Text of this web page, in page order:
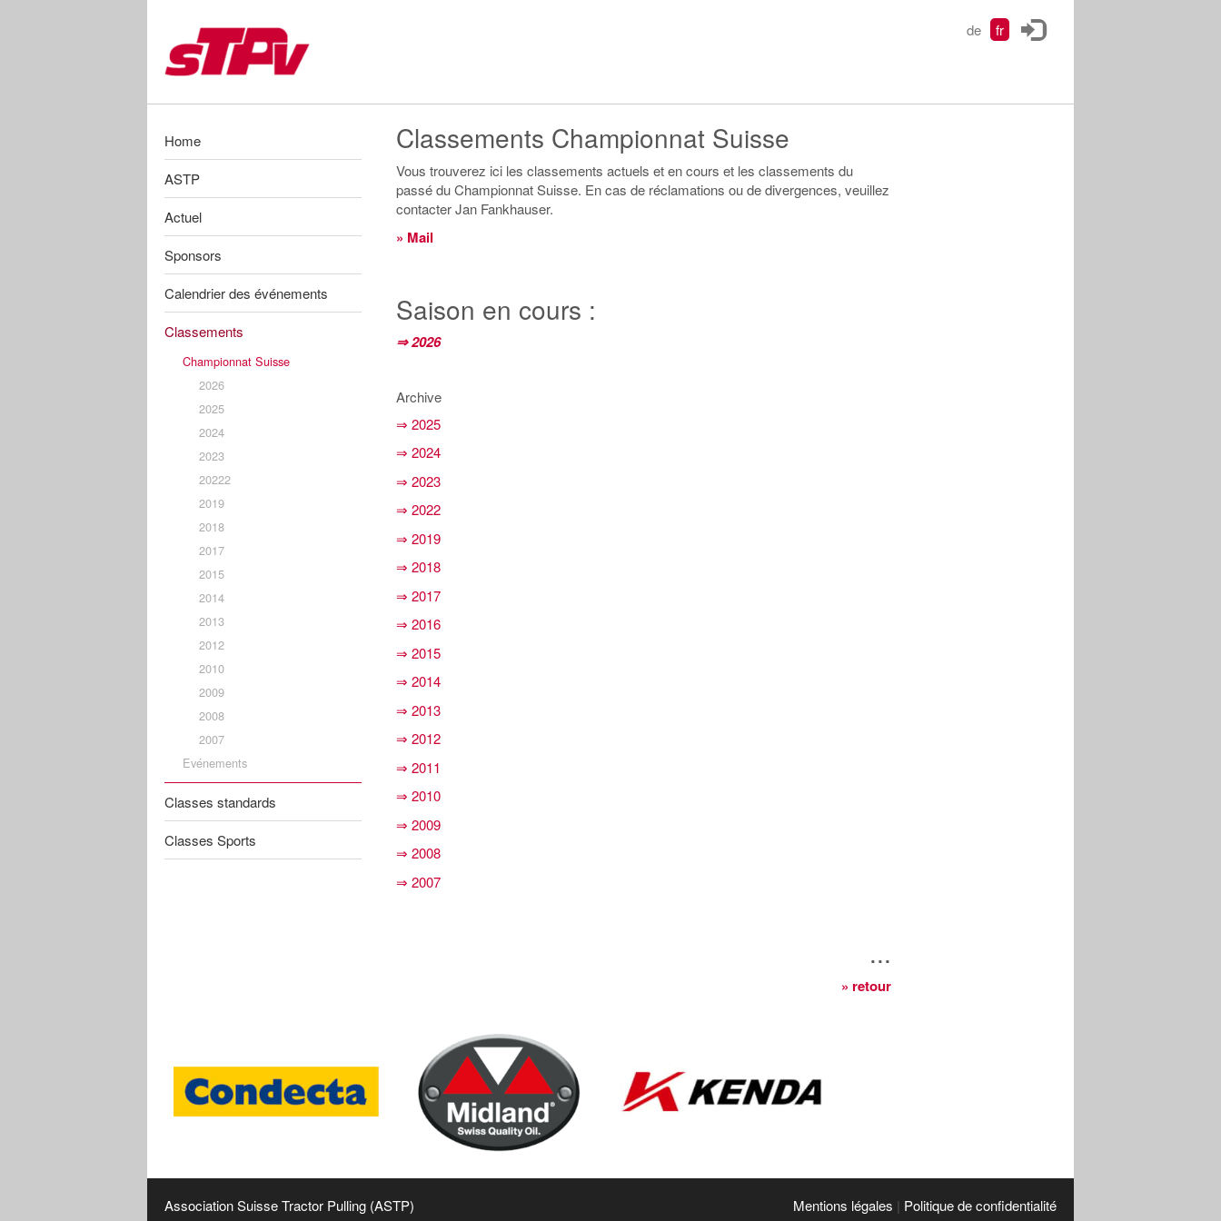
de fr
Classements Championnat Suisse
Vous trouverez ici les classements actuels et en cours et les classements du
passé du Championnat Suisse. En cas de réclamations ou de divergences, veuillez
contacter Jan Fankhauser.
» Mail
Saison en cours :
⇒ 2026
Archive
⇒ 2025
⇒ 2024
⇒ 2023
⇒ 2022
⇒ 2019
⇒ 2018
⇒ 2017
⇒ 2016
⇒ 2015
⇒ 2014
⇒ 2013
⇒ 2012
⇒ 2011
⇒ 2010
⇒ 2009
⇒ 2008
⇒ 2007
...
» retour
Home
ASTP
Actuel
Sponsors
Calendrier des événements
Classements
Championnat Suisse
2026
2025
2024
2023
20222
2019
2018
2017
2015
2014
2013
2012
2010
2009
2008
2007
Evénements
Classes standards
Classes Sports
Association Suisse Tractor Pulling (ASTP) Mentions légales | Politique de confidentialité